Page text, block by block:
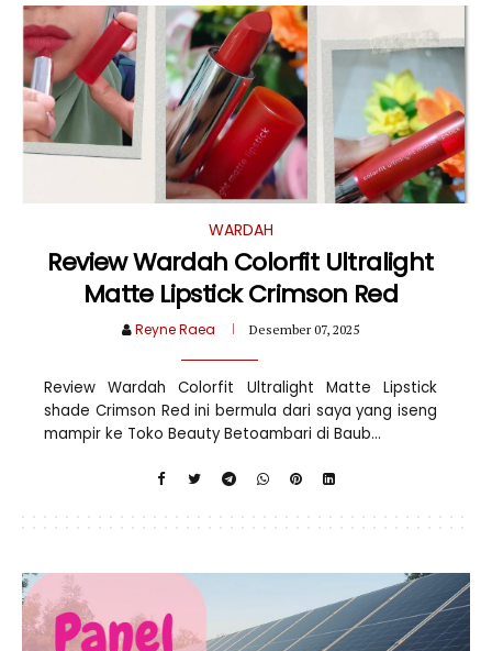
WARDAH
Review Wardah Colorfit Ultralight
Matte Lipstick Crimson Red
Reyne Raea Desember 07, 2025
Review Wardah Colorfit Ultralight Matte Lipstick
shade Crimson Red ini bermula dari saya yang iseng
mampir ke Toko Beauty Betoambari di Baub...